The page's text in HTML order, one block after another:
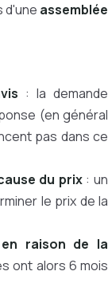
d'une assemblée
: la demande
(en général
pas dans ce
du prix: un
le prix de la
en raison de la
ont alors 6 mois